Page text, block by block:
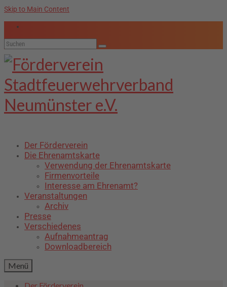
Skip to Main Content
Suche
nach:
Der Förderverein
Die Ehrenamtskarte
Verwendung der Ehrenamtskarte
Firmenvorteile
Interesse am Ehrenamt?
Veranstaltungen
Archiv
Presse
Verschiedenes
Aufnahmeantrag
Downloadbereich
Menü